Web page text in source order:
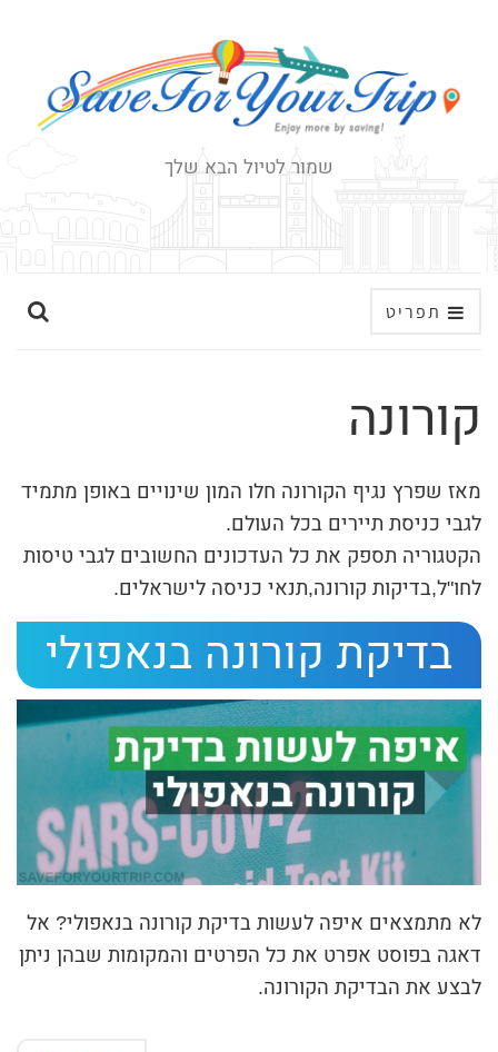
שמור לטיול הבא שלך
תפריט
ה
ת
י
ת
ה
ח
י
קורונה
מאז שפרץ נגיף הקורונה חלו המון שינויים באופן מתמיד
לגבי כניסת תיירים בכל העולם.
הקטגוריה תספק את כל העדכונים החשובים לגבי טיסות
לחו"ל,בדיקות קורונה,תנאי כניסה לישראלים.
בדיקת קורונה בנאפולי
לא מתמצאים איפה לעשות בדיקת קורונה בנאפולי? אל
דאגה בפוסט אפרט את כל הפרטים והמקומות שבהן ניתן
לבצע את הבדיקת הקורונה.